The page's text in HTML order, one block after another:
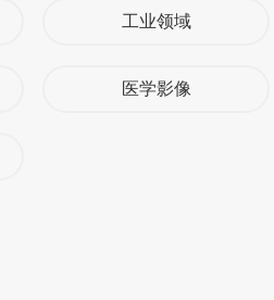
工业领域
医学影像